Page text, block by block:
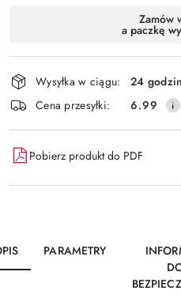
dostawa
Zamów
a paczkę
Wysyłka w ciągu:
24
Cena przesyłki:
6.99
Pobierz produkt do PDF
PARAMETRY